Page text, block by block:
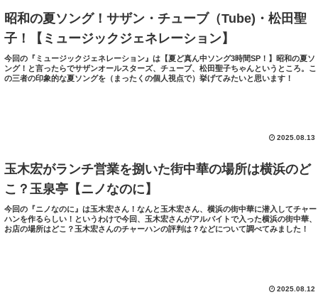
昭和の夏ソング！サザン・チューブ（Tube)・松田聖
子！【ミュージックジェネレーション】
今回の『ミュージックジェネレーション』は【夏ど真ん中ソング3時間SP！】昭和の夏ソ
ング！と言ったらでサザンオールスターズ、チューブ、松田聖子ちゃんというところ。こ
の三者の印象的な夏ソングを（まったくの個人視点で）挙げてみたいと思います！
2025.08.13
玉木宏がランチ営業を捌いた街中華の場所は横浜のど
こ？玉泉亭【ニノなのに】
今回の『ニノなのに』は玉木宏さん！なんと玉木宏さん、横浜の街中華に潜入してチャー
ハンを作るらしい！というわけで今回、玉木宏さんがアルバイトで入った横浜の街中華、
お店の場所はどこ？玉木宏さんのチャーハンの評判は？などについて調べてみました！
2025.08.12